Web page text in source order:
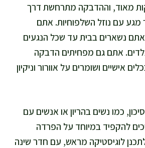
מאוד, וההדבקה מתרחשת דרך
מגע עם נוזל השלפוחיות. אתם
נשארים בבית עד שכל הנגעים
אתם גם מפחיתים הדבקה
אישיים ושומרים על אוורור וניקיון
כמו נשים בהריון או אנשים עם
להקפיד במיוחד על הפרדה
לתכנן לוגיסטיקה מראש, עם חדר שינה